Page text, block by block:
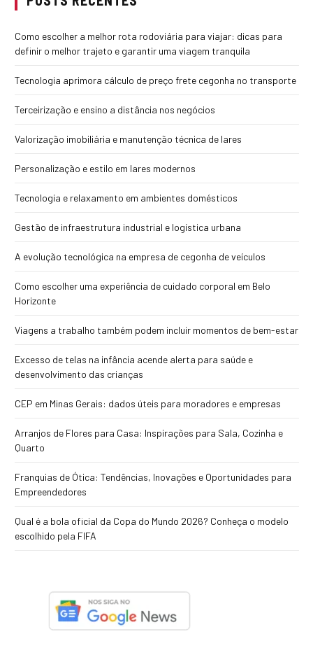
Como escolher a melhor rota rodoviária para viajar: dicas para
definir o melhor trajeto e garantir uma viagem tranquila
Tecnologia aprimora cálculo de preço frete cegonha no transporte
Terceirização e ensino a distância nos negócios
Valorização imobiliária e manutenção técnica de lares
Personalização e estilo em lares modernos
Tecnologia e relaxamento em ambientes domésticos
Gestão de infraestrutura industrial e logística urbana
A evolução tecnológica na empresa de cegonha de veículos
Como escolher uma experiência de cuidado corporal em Belo
Horizonte
Viagens a trabalho também podem incluir momentos de bem-estar
Excesso de telas na infância acende alerta para saúde e
desenvolvimento das crianças
CEP em Minas Gerais: dados úteis para moradores e empresas
Arranjos de Flores para Casa: Inspirações para Sala, Cozinha e
Quarto
Franquias de Ótica: Tendências, Inovações e Oportunidades para
Empreendedores
Qual é a bola oficial da Copa do Mundo 2026? Conheça o modelo
escolhido pela FIFA